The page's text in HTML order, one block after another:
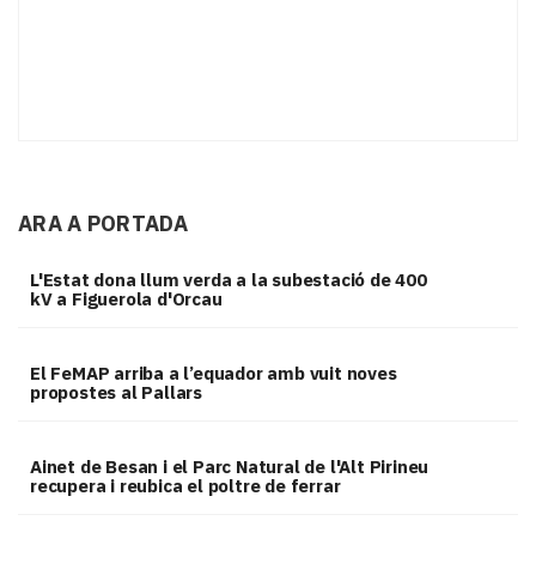
ARA A PORTADA
L'Estat dona llum verda a la subestació de 400
kV a Figuerola d'Orcau
El FeMAP arriba a l’equador amb vuit noves
propostes al Pallars
Ainet de Besan i el Parc Natural de l'Alt Pirineu
recupera i reubica el poltre de ferrar